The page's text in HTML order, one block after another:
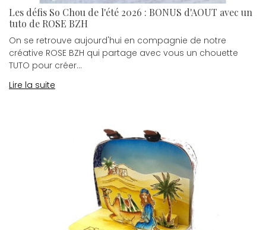
Les défis So Chou de l'été 2026 : BONUS d'AOUT avec un
tuto de ROSE BZH
On se retrouve aujourd'hui en compagnie de notre
créative ROSE BZH qui partage avec vous un chouette
TUTO pour créer...
Lire la suite